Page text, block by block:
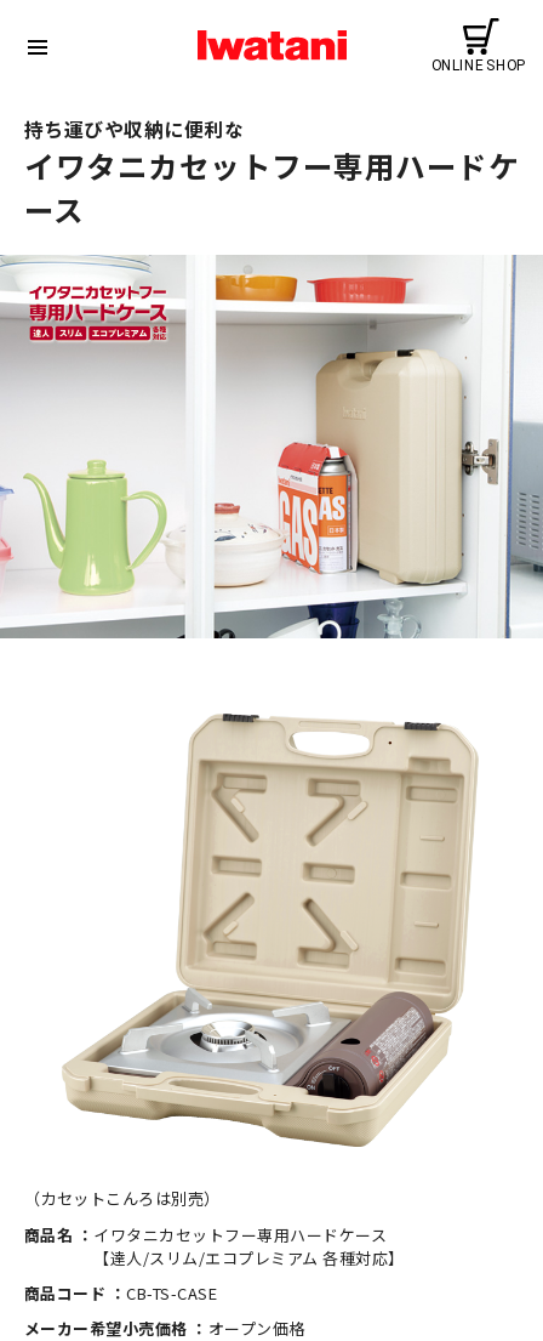
持ち運びや収納に便利な
イワタニカセットフー専用ハードケ
ース
（カセットこんろは別売）
商品名 ： イワタニカセットフー専用ハードケース
【達人/スリム/エコプレミアム 各種対応】
商品コード ：CB-TS-CASE
メーカー希望小売価格 ： オープン価格